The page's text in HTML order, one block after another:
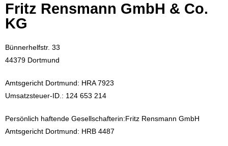
Fritz Rensmann GmbH & Co.
KG
Bünnerhelfstr. 33
44379 Dortmund
Amtsgericht Dortmund: HRA 7923
Umsatzsteuer-ID.: 124 653 214
Persönlich haftende Gesellschafterin:Fritz Rensmann GmbH
Amtsgericht Dortmund: HRB 4487